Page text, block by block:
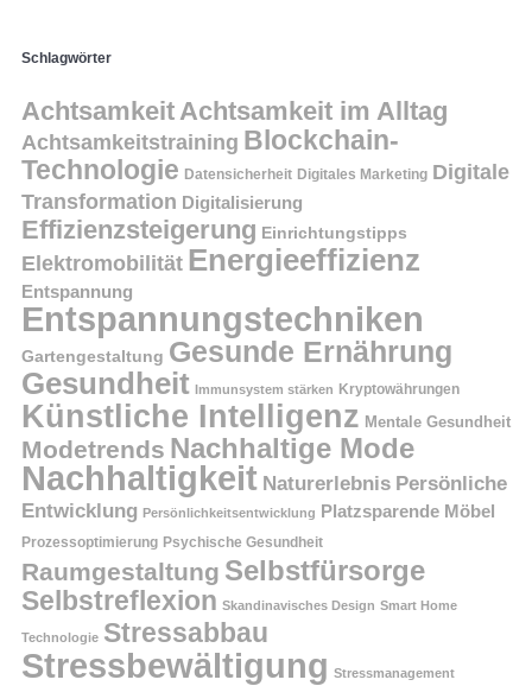
Schlagwörter
Achtsamkeit Achtsamkeit im Alltag
Achtsamkeitstraining Blockchain-
Technologie Datensicherheit Digitales Marketing Digitale
Transformation Digitalisierung
Effizienzsteigerung Einrichtungstipps
Elektromobilität Energieeffizienz
Entspannung
Entspannungstechniken
Gartengestaltung Gesunde Ernährung
Gesundheit Immunsystem stärken Kryptowährungen
Künstliche Intelligenz Mentale Gesundheit
Modetrends Nachhaltige Mode
Nachhaltigkeit Naturerlebnis Persönliche
Entwicklung Persönlichkeitsentwicklung Platzsparende Möbel
Prozessoptimierung Psychische Gesundheit
Raumgestaltung Selbstfürsorge
Selbstreflexion Skandinavisches Design Smart Home
Technologie Stressabbau
Stressbewältigung Stressmanagement